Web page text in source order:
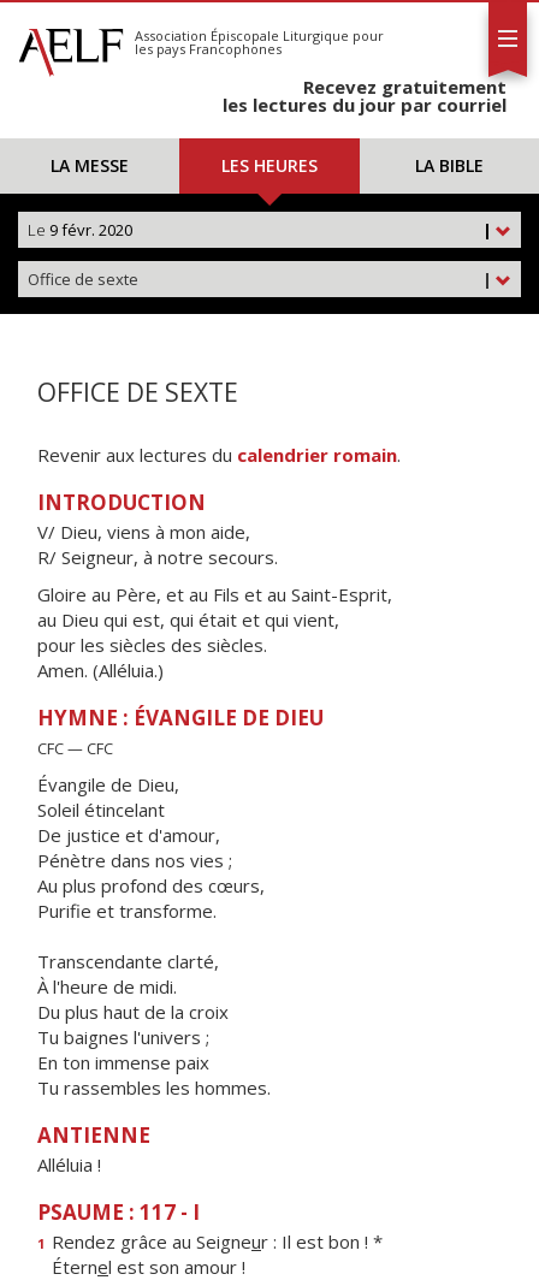
S'abonner
Calendrier
Association Épiscopale Liturgique pour
les pays Francophones
Recevez gratuitement
les lectures du jour par courriel
LA MESSE LES HEURES LA BIBLE
|
Le 9 févr. 2020
|
Office de sexte
OFFICE DE SEXTE
Revenir aux lectures du calendrier romain.
INTRODUCTION
V/ Dieu, viens à mon aide,
R/ Seigneur, à notre secours.
Gloire au Père, et au Fils et au Saint-Esprit,
au Dieu qui est, qui était et qui vient,
pour les siècles des siècles.
Amen. (Alléluia.)
HYMNE : ÉVANGILE DE DIEU
CFC — CFC
Évangile de Dieu,
Soleil étincelant
De justice et d'amour,
Pénètre dans nos vies ;
Au plus profond des cœurs,
Purifie et transforme.
Transcendante clarté,
À l'heure de midi.
Du plus haut de la croix
Tu baignes l'univers ;
En ton immense paix
Tu rassembles les hommes.
ANTIENNE
Alléluia !
PSAUME : 117 - I
1 Rendez grâce au Seigneur : Il est bon ! *
Éternel est son amour !